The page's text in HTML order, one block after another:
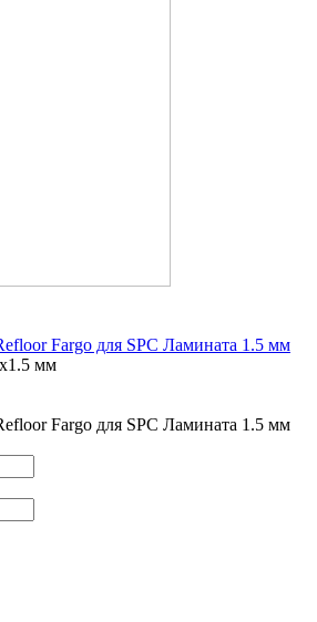
Fargo для SPC Ламината 1.5 мм
мм
Fargo для SPC Ламината 1.5 мм